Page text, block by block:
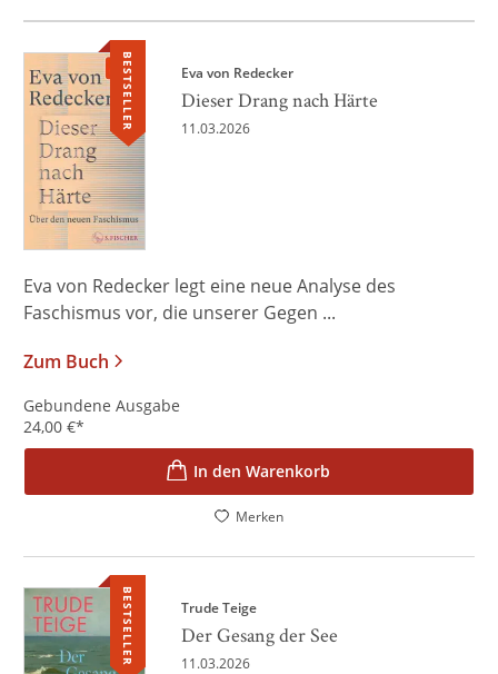
BESTSELLER Eva von Redecker
Dieser Drang nach Härte
11.03.2026
Eva von Redecker legt eine neue Analyse des
Faschismus vor, die unserer Gegen ...
Zum Buch
Gebundene Ausgabe
24,00 €*
In den Warenkorb
Merken
BESTSELLER Trude Teige
Der Gesang der See
11.03.2026